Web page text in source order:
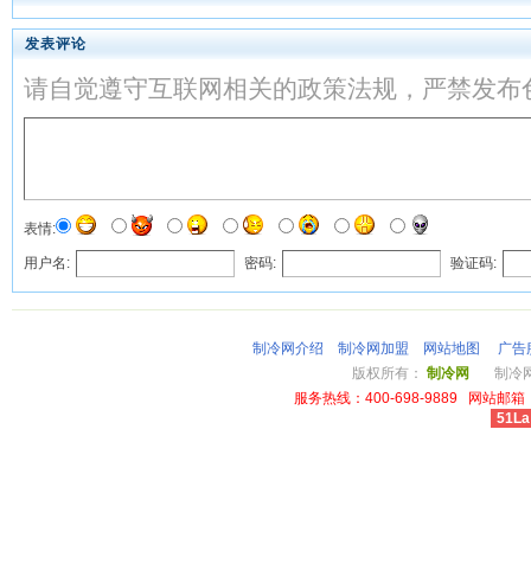
发表评论
请自觉遵守互联网相关的政策法规，严禁发
表情:
用户名: 密码: 验证码:
制冷网介绍 制冷网加盟 网站地图
广告
版权所有： 制冷网
制冷网
服务热线：400-698-9889 网站邮
51La